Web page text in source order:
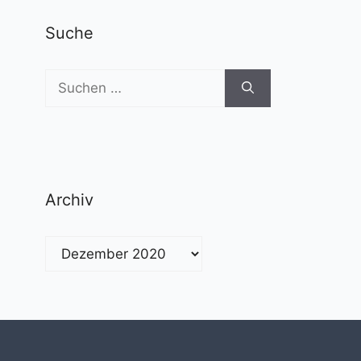
Suche
nach:
Archiv
Archiv